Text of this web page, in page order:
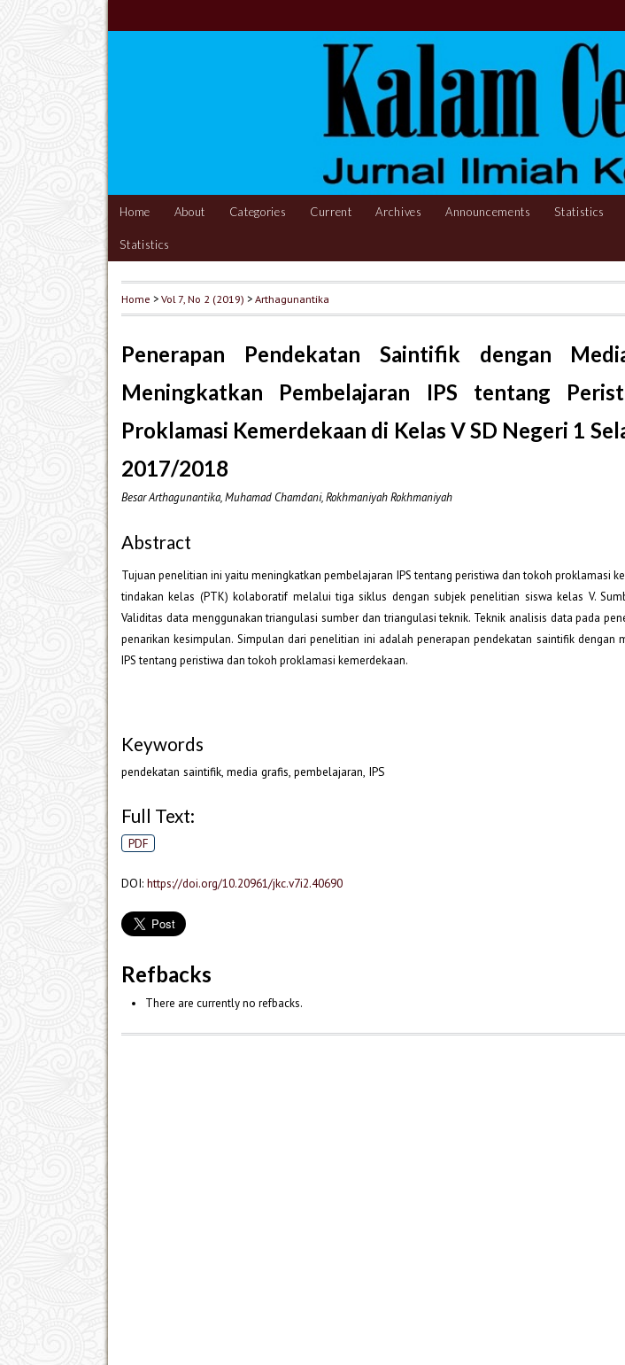
Home About Categories Current Archives Announcements Statistics
Statistics
Home >Vol 7, No 2 (2019) >Arthagunantika
Penerapan Pendekatan Saintifik dengan
Meningkatkan Pembelajaran IPS tentang
Proklamasi Kemerdekaan di Kelas V SD Negeri 1
2017/2018
Besar Arthagunantika, Muhamad Chamdani, Rokhmaniyah Rokhmaniyah
Abstract
Tujuan penelitian ini yaitu meningkatkan pembelajaran IPS tentang peristiwa dan tokoh proklamasi
tindakan kelas (PTK) kolaboratif melalui tiga siklus dengan subjek penelitian siswa kelas V.
Validitas data menggunakan triangulasi sumber dan triangulasi teknik. Teknik analisis data pada
penarikan kesimpulan. Simpulan dari penelitian ini adalah penerapan pendekatan saintifik dengan
IPS tentang peristiwa dan tokoh proklamasi kemerdekaan.
Keywords
pendekatan saintifik, media grafis, pembelajaran, IPS
Full Text:
PDF
DOI: https://doi.org/10.20961/jkc.v7i2.40690
Refbacks
There are currently no refbacks.